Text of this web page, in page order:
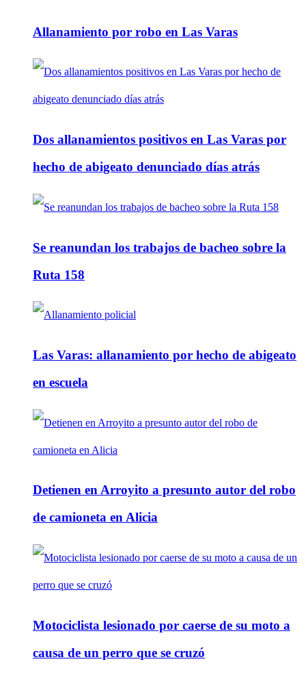
Allanamiento por robo en Las Varas
Dos allanamientos positivos en Las Varas por
hecho de abigeato denunciado días atrás
Se reanundan los trabajos de bacheo sobre la
Ruta 158
Las Varas: allanamiento por hecho de abigeato
en escuela
Detienen en Arroyito a presunto autor del robo
de camioneta en Alicia
Motociclista lesionado por caerse de su moto a
causa de un perro que se cruzó